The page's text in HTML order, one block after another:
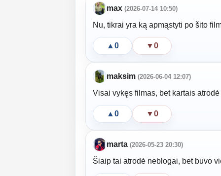
max (2026-07-14 10:50)
Nu, tikrai yra ką apmąstyti po šito
▲ 0 ▼0
maksim (2026-06-04 12:07)
Visai vykęs filmas, bet kartais
▲ 0 ▼0
marta (2026-05-23 20:30)
Šiaip tai atrodė neblogai, bet buvo